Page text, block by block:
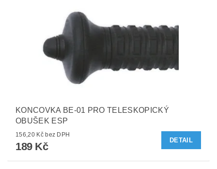
KONCOVKA BE-01 PRO TELESKOPICKÝ
OBUŠEK ESP
156,20 Kč bez DPH
189 Kč
DETAIL